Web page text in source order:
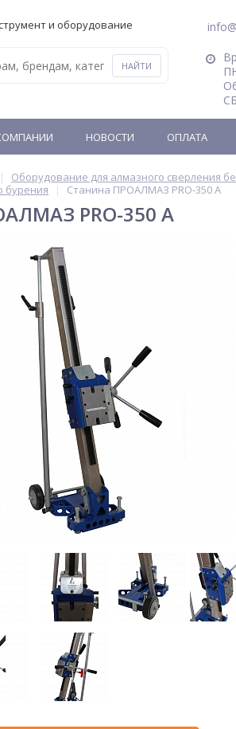
и оборудование
НОВОСТИ ОПЛАТА
Оборудование для алмазного сверления
бурения
Станина ПРОАЛМАЗ PRO-350 A
PRO-350 A